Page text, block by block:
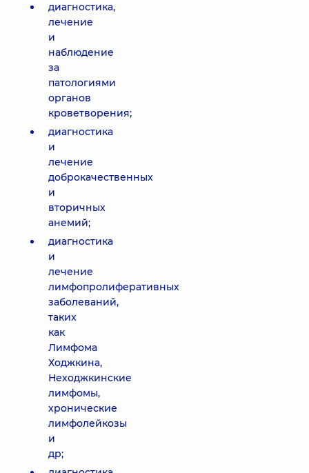
диагностика,
лечение
и
наблюдение
за
патологиями
органов
кроветворения;
диагностика
и
лечение
доброкачественных
и
вторичных
анемий;
диагностика
и
лечение
лимфопролиферативных
заболеваний,
таких
как
Лимфома
Ходжкина,
Неходжкинские
лимфомы,
хронические
лимфолейкозы
и
др;